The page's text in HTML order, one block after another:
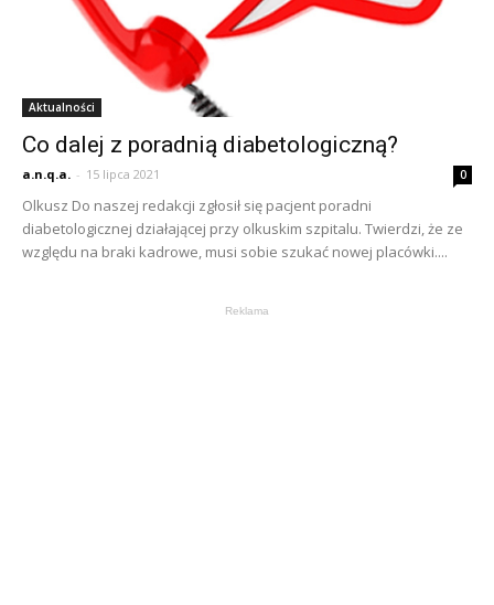
Aktualności
Co dalej z poradnią diabetologiczną?
a.n.q.a. - 15 lipca 2021 0
Olkusz Do naszej redakcji zgłosił się pacjent poradni
diabetologicznej działającej przy olkuskim szpitalu. Twierdzi, że ze
względu na braki kadrowe, musi sobie szukać nowej placówki....
Reklama